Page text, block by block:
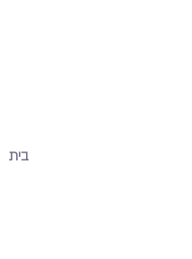
בית